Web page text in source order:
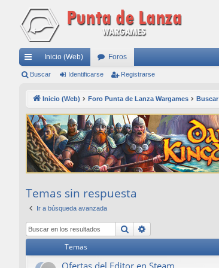
nl
rá
pi
do
Inicio (Web) Foros
Buscar Identificarse Registrarse
Inicio (Web) Foro Punta de Lanza Wargames Buscar
Temas sin respuesta
Ir a búsqueda avanzada
Buscar
Temas